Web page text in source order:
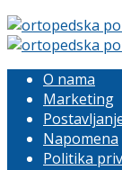
O nama
Marketing
Napomena
Politika